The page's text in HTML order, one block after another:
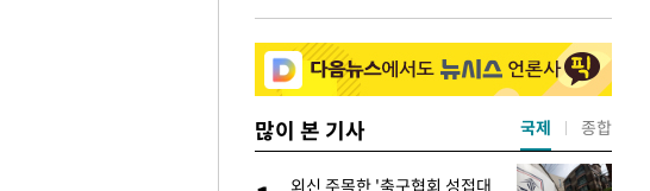
많이 본 기사
외신 주목한 '축구협회 성접대
국제 종합